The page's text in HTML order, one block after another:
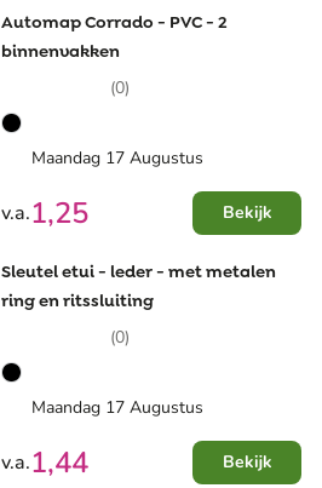
Automap Corrado - PVC - 2
binnenvakken
(0)
Maandag 17 Augustus
v.a.1,25 Bekijk
Sleutel etui - leder - met metalen
ring en ritssluiting
(0)
Maandag 17 Augustus
v.a.1,44 Bekijk